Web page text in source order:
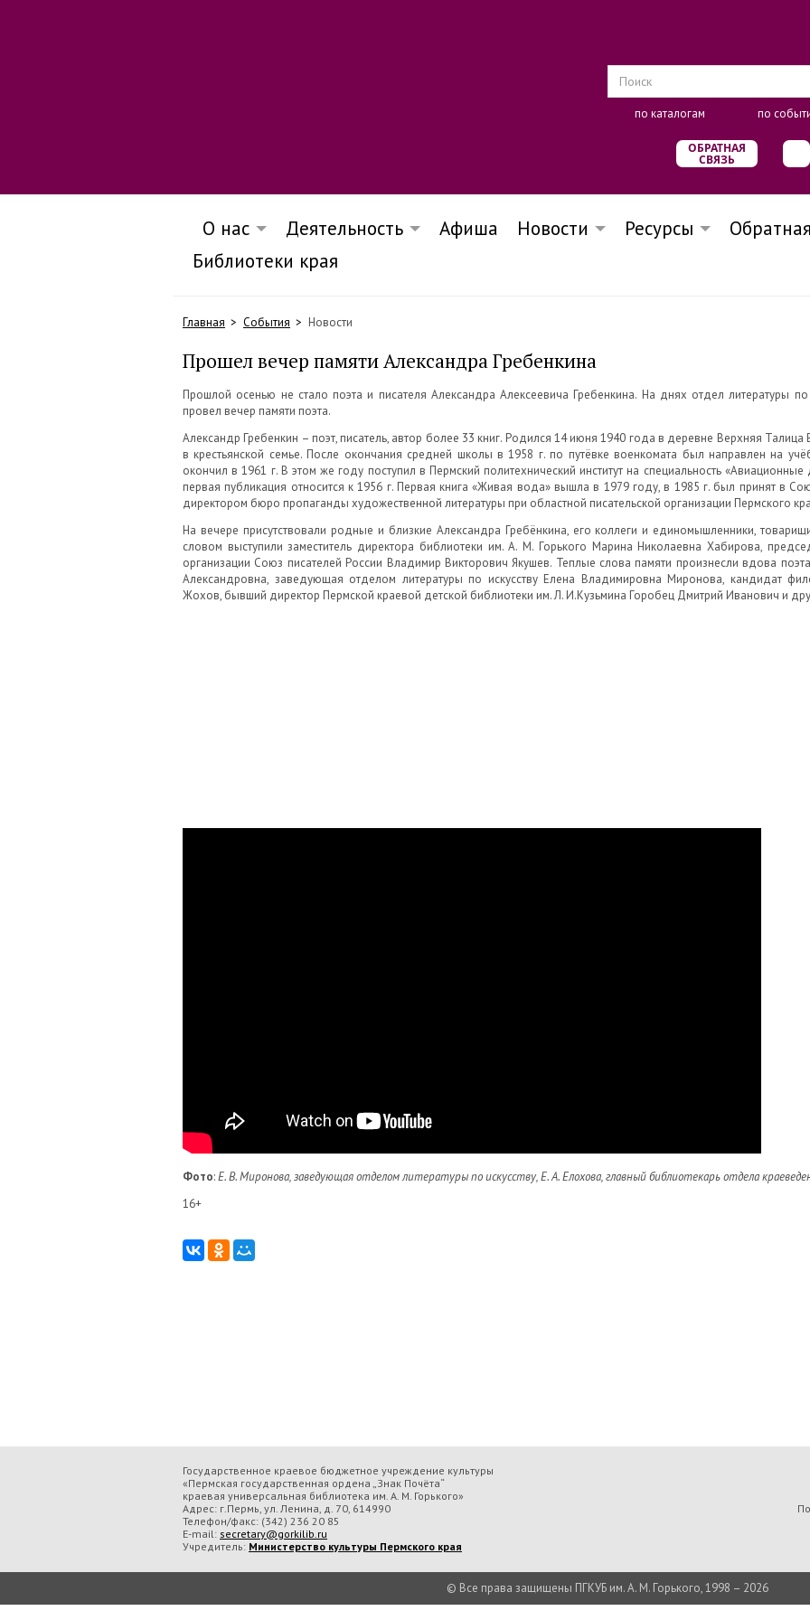
по каталогам по
ОБРАТНАЯ
СВЯЗЬ
О нас Деятельность Афиша Новости Ресурсы
Библиотеки края
Главная События Новости
Прошел вечер памяти Александра Гребенкина
Прошлой осенью не стало поэта и писателя Александра Алексеевича Гребенкина. На днях отдел литературы
провел вечер памяти поэта.
Александр Гребенкин – поэт, писатель, автор более 33 книг. Родился 14 июня 1940 года в деревне Верхняя Талица
в крестьянской семье. После окончания средней школы в 1958 г. по путёвке военкомата был направлен на
окончил в 1961 г. В этом же году поступил в Пермский политехнический институт на специальность «Авиационные
первая публикация относится к 1956 г. Первая книга «Живая вода» вышла в 1979 году, в 1985 г. был принят в
директором бюро пропаганды художественной литературы при областной писательской организации Пермского
На вечере присутствовали родные и близкие Александра Гребёнкина, его коллеги и единомышленники,
словом выступили заместитель директора библиотеки им. А. М. Горького Марина Николаевна Хабирова,
организации Союз писателей России Владимир Викторович Якушев. Теплые слова памяти произнесли вдова
Александровна, заведующая отделом литературы по искусству Елена Владимировна Миронова, кандидат
Жохов, бывший директор Пермской краевой детской библиотеки им. Л. И.Кузьмина Горобец Дмитрий Иванович и
Фото:Е. В. Миронова, заведующая отделом литературы по искусству, Е. А. Елохова, главный библиотекарь отдела
16+
Государственное краевое бюджетное учреждение культуры
«Пермская государственная ордена „Знак Почёта“
краевая универсальная библиотека им. А. М. Горького»
Адрес: г.Пермь, ул. Ленина, д. 70, 614990
Телефон/факс: (342) 236 20 85
E-mail: secretary@gorkilib.ru
Учредитель: Министерство культуры Пермского края
© Все права защищены ПГКУБ им. А. М. Горького, 1998 – 2026
Во время посещения сайта Государственное краевое бюджетное учреждение культуры «Пермская государственная ордена „Знак Почёта“ краевая
обрабатываем данные с использованием метрических программ.